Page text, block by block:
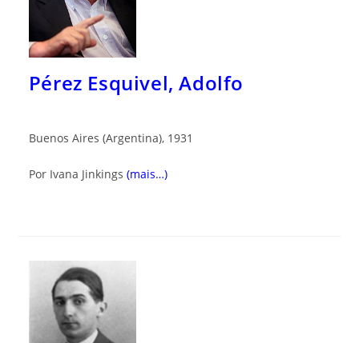
Pérez Esquivel, Adolfo
Buenos Aires (Argentina), 1931
Por Ivana Jinkings (mais…)